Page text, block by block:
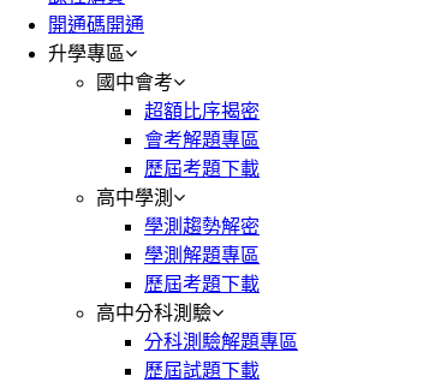
開通碼開通
升學專區
國中會考
超額比序揭密
會考解題專區
歷屆考題下載
高中學測
學測趨勢解密
學測解題專區
歷屆考題下載
高中分科測驗
分科測驗解題專區
歷屆試題下載